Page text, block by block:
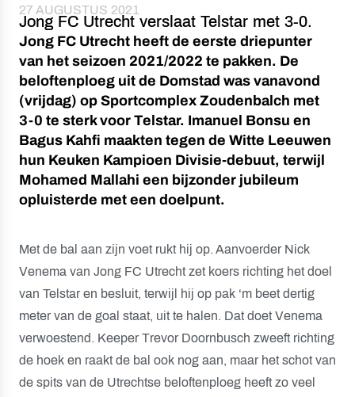
27 AUGUSTUS 2021
Jong FC Utrecht verslaat Telstar met 3-0.
Jong FC Utrecht heeft de eerste driepunter
van het seizoen 2021/2022 te pakken. De
beloftenploeg uit de Domstad was vanavond
(vrijdag) op Sportcomplex Zoudenbalch met
3-0 te sterk voor Telstar. Imanuel Bonsu en
Bagus Kahfi maakten tegen de Witte Leeuwen
hun Keuken Kampioen Divisie-debuut, terwijl
Mohamed Mallahi een bijzonder jubileum
opluisterde met een doelpunt.
Met de bal aan zijn voet rukt hij op. Aanvoerder Nick
Venema van Jong FC Utrecht zet koers richting het doel
van Telstar en besluit, terwijl hij op pak ‘m beet dertig
meter van de goal staat, uit te halen. Dat doet Venema
verwoestend. Keeper Trevor Doornbusch zweeft richting
de hoek en raakt de bal ook nog aan, maar het schot van
de spits van de Utrechtse beloftenploeg heeft zo veel